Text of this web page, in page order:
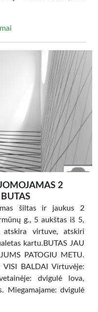
2
šiltas ir jaukus 2
g., 5 aukštas iš 5,
virtuve, atskiri
kartu.BUTAS JAU
PATOGIU METU.
BALDAI Virtuvėje:
dvigulė lova,
Miegamajame: dvigulė